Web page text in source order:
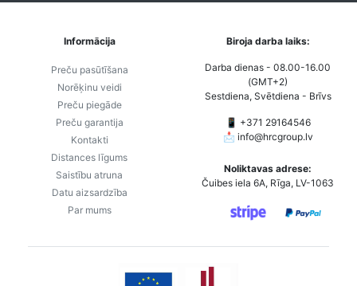
Informācija
Preču pasūtīšana
Norēķinu veidi
Preču piegāde
Preču garantija
Kontakti
Distances līgums
Saistību atruna
Datu aizsardzība
Par mums
Biroja darba laiks:
Darba dienas - 08.00-16.00
(GMT+2)
Sestdiena, Svētdiena - Brīvs
📱 +371 29164546
📩 info@hrcgroup.lv
Noliktavas adrese:
Čuibes iela 6A, Rīga, LV-1063